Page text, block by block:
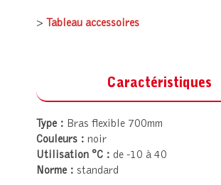
> Tableau accessoires
Caractéristiques
Type : Bras flexible 700mm
Couleurs : noir
Utilisation °C : de -10 à 40
Norme : standard